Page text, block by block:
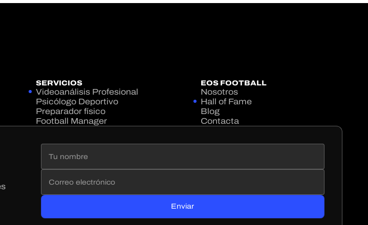
SERVICIOS
Videoanálisis Profesional
Psicólogo Deportivo
Preparador físico
Football Manager
EOS FOOTBALL
Nosotros
Hall of Fame
Blog
Contacta